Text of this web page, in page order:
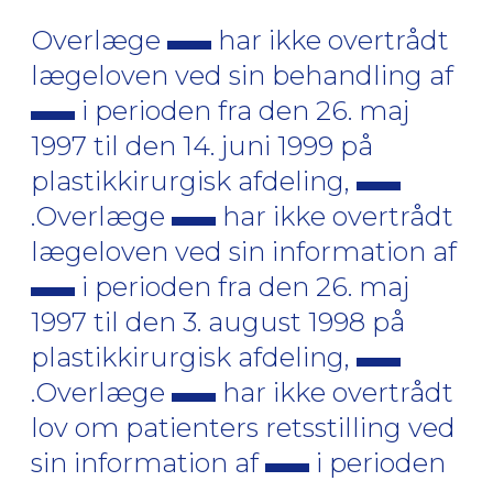
Overlæge
har ikke overtrådt
lægeloven ved sin behandling af
i perioden fra den 26. maj
1997 til den 14. juni 1999 på
plastikkirurgisk afdeling,
.Overlæge
har ikke overtrådt
lægeloven ved sin information af
i perioden fra den 26. maj
1997 til den 3. august 1998 på
plastikkirurgisk afdeling,
.Overlæge
har ikke overtrådt
lov om patienters retsstilling ved
sin information af
i perioden